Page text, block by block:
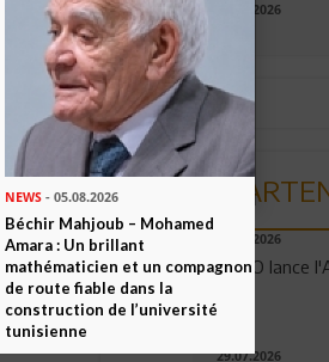
Envoyer
09.07.2026
04.08.2026
OPPO lance
29.07.2026
NEWS- 05.08.2026
Béchir Mahjoub – Mohamed
Amara : Un brillant
mathématicien et un compagnon
de route fiable dans la
construction de l’université
tunisienne